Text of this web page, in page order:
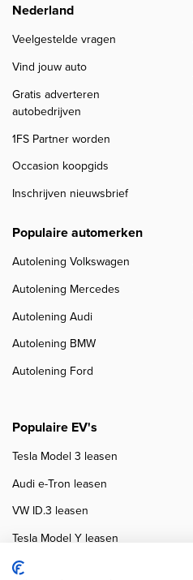
Nederland
Veelgestelde vragen
Vind jouw auto
Gratis adverteren
autobedrijven
1FS Partner worden
Occasion koopgids
Inschrijven nieuwsbrief
Populaire automerken
Autolening Volkswagen
Autolening Mercedes
Autolening Audi
Autolening BMW
Autolening Ford
Populaire EV's
Tesla Model 3 leasen
Audi e-Tron leasen
VW ID.3 leasen
Tesla Model Y leasen
VW ID.4 leasen